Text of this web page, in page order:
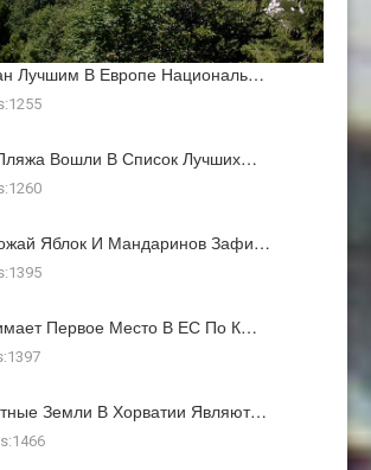
Лучшим В Европе Националь…
Вошли В Список Лучших…
Яблок И Мандаринов Зафи…
Первое Место В ЕС По К…
Земли В Хорватии Являют…